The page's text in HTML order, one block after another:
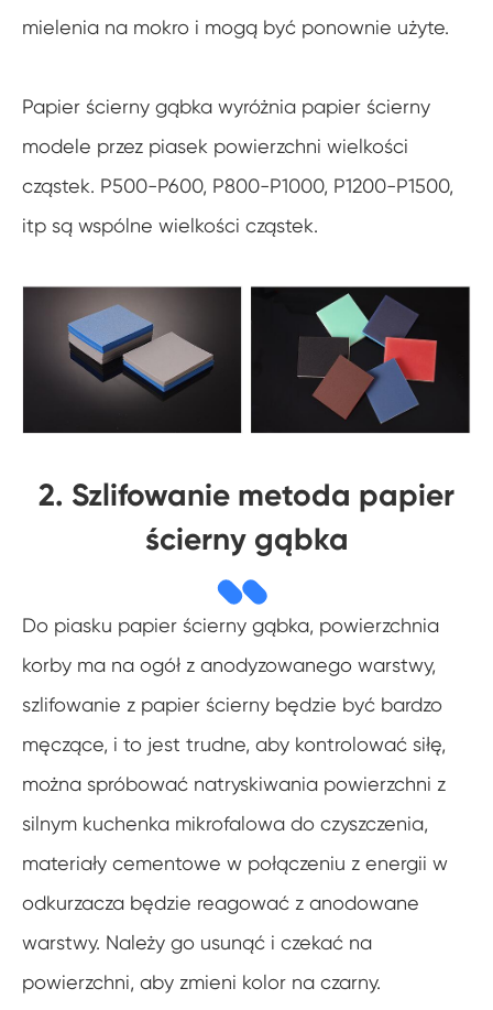
mielenia na mokro i mogą być ponownie użyte.
Papier ścierny gąbka wyróżnia papier ścierny
modele przez piasek powierzchni wielkości
cząstek. P500-P600, P800-P1000, P1200-P1500,
itp są wspólne wielkości cząstek.
2. Szlifowanie metoda papier
ścierny gąbka
Do piasku papier ścierny gąbka, powierzchnia
korby ma na ogół z anodyzowanego warstwy,
szlifowanie z papier ścierny będzie być bardzo
męczące, i to jest trudne, aby kontrolować siłę,
można spróbować natryskiwania powierzchni z
silnym kuchenka mikrofalowa do czyszczenia,
materiały cementowe w połączeniu z energii w
odkurzacza będzie reagować z anodowane
warstwy. Należy go usunąć i czekać na
powierzchni, aby zmieni kolor na czarny.